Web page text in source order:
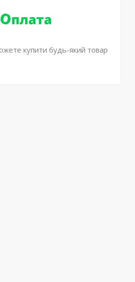
купити будь-який товар